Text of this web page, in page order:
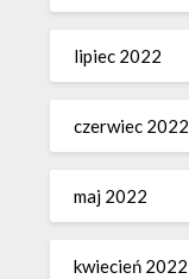
lipiec 2022
czerwiec 2022
maj 2022
kwiecień 2022